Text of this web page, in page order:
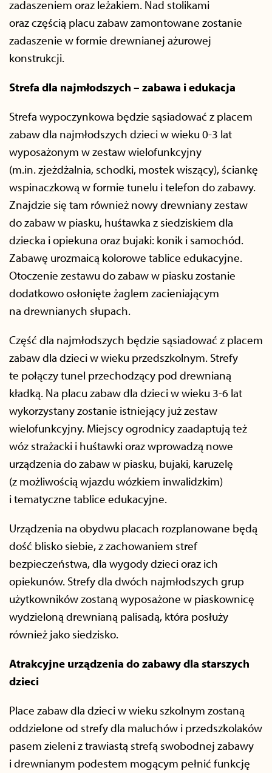
zadaszeniem oraz leżakiem. Nad stolikami
oraz częścią placu zabaw zamontowane zostanie
zadaszenie w formie drewnianej ażurowej
konstrukcji.
Strefa dla najmłodszych – zabawa i edukacja
Strefa wypoczynkowa będzie sąsiadować z placem
zabaw dla najmłodszych dzieci w wieku 0-3 lat
wyposażonym w zestaw wielofunkcyjny
(m.in. zjeżdżalnia, schodki, mostek wiszący), ściankę
wspinaczkową w formie tunelu i telefon do zabawy.
Znajdzie się tam również nowy drewniany zestaw
do zabaw w piasku, huśtawka z siedziskiem dla
dziecka i opiekuna oraz bujaki: konik i samochód.
Zabawę urozmaicą kolorowe tablice edukacyjne.
Otoczenie zestawu do zabaw w piasku zostanie
dodatkowo osłonięte żaglem zacieniającym
na drewnianych słupach.
Część dla najmłodszych będzie sąsiadować z placem
zabaw dla dzieci w wieku przedszkolnym. Strefy
te połączy tunel przechodzący pod drewnianą
kładką. Na placu zabaw dla dzieci w wieku 3-6 lat
wykorzystany zostanie istniejący już zestaw
wielofunkcyjny. Miejscy ogrodnicy zaadaptują też
wóz strażacki i huśtawki oraz wprowadzą nowe
urządzenia do zabaw w piasku, bujaki, karuzelę
(z możliwością wjazdu wózkiem inwalidzkim)
i tematyczne tablice edukacyjne.
Urządzenia na obydwu placach rozplanowane będą
dość blisko siebie, z zachowaniem stref
bezpieczeństwa, dla wygody dzieci oraz ich
opiekunów. Strefy dla dwóch najmłodszych grup
użytkowników zostaną wyposażone w piaskownicę
wydzieloną drewnianą palisadą, która posłuży
również jako siedzisko.
Atrakcyjne urządzenia do zabawy dla starszych
dzieci
Place zabaw dla dzieci w wieku szkolnym zostaną
oddzielone od strefy dla maluchów i przedszkolaków
pasem zieleni z trawiastą strefą swobodnej zabawy
i drewnianym podestem mogącym pełnić funkcję